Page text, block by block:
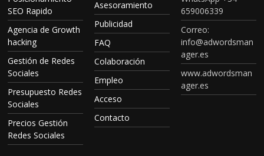
SEO Rapido
Agencia de Growth
hacking
Gestión de Redes
Sociales
Presupuesto Redes
Sociales
Precios Gestión
Redes Sociales
Asesoramiento
Publicidad
FAQ
Colaboración
Empleo
Acceso
Contacto
659006339
Correo:
info@adwordsman
ager.es
www.adwordsman
ager.es